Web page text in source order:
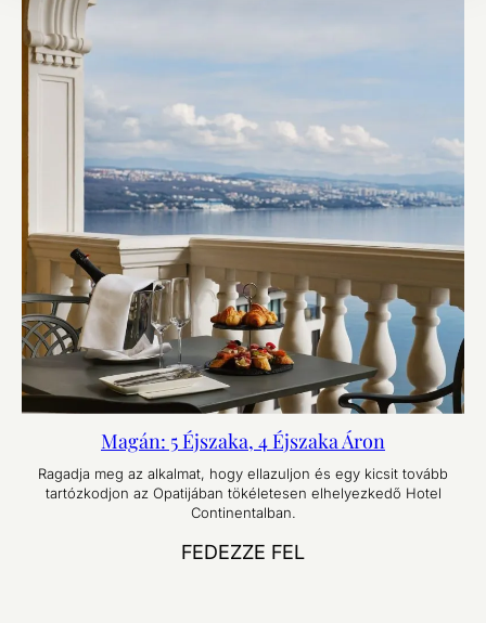
Magán: 5 Éjszaka, 4 Éjszaka Áron
Ragadja meg az alkalmat, hogy ellazuljon és egy kicsit tovább
tartózkodjon az Opatijában tökéletesen elhelyezkedő Hotel
Continentalban.
FEDEZZE FEL